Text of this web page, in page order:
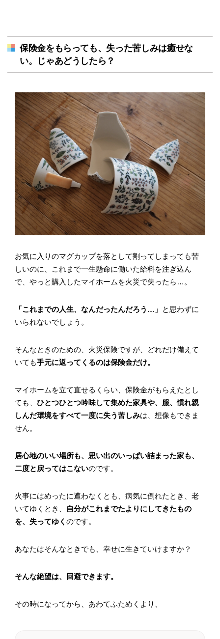
保険金をもらっても、失った苦しみは癒せな
い。じゃあどうしたら？
お気に入りのマグカップを落として割ってしまっても苦
しいのに、これまで一生懸命に働いた給料を注ぎ込ん
で、やっと購入したマイホームを火災で失ったら…。
「これまでの人生、なんだったんだろう…」 と思わずに
いられないでしょう。
そんなときのための、火災保険ですが、どれだけ備えて
いても手元に返ってくるのは保険金だけ。
マイホームを立て直せるくらい、保険金がもらえたとし
ても、 ひとつひとつ吟味して集めた家具や、服、慣れ親
しんだ環境をすべて一度に失う苦しみは、想像もできま
せん。
居心地のいい場所も、思い出のいっぱい詰まった家も、
二度と戻ってはこないのです。
火事にはめったに遭わなくとも、病気に倒れたとき、老
いてゆくとき、
自分がこれまでたよりにしてきたもの
を、失ってゆく のです。
あなたはそんなときでも、幸せに生きていけますか？
そんな絶望は、回避できます。
その時になってから、あわてふためくより、